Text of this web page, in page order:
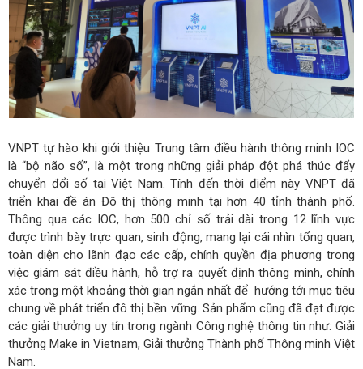
VNPT tự hào khi giới thiệu Trung tâm điều hành thông minh IOC
là “bộ não số”, là một trong những giải pháp đột phá thúc đẩy
chuyển đổi số tại Việt Nam. Tính đến thời điểm này VNPT đã
triển khai đề án Đô thị thông minh tại hơn 40 tỉnh thành phố.
Thông qua các IOC, hơn 500 chỉ số trải dài trong 12 lĩnh vực
được trình bày trực quan, sinh động, mang lại cái nhìn tổng quan,
toàn diện cho lãnh đạo các cấp, chính quyền địa phương trong
việc giám sát điều hành, hỗ trợ ra quyết định thông minh, chính
xác trong một khoảng thời gian ngắn nhất để hướng tới mục tiêu
chung về phát triển đô thị bền vững. Sản phẩm cũng đã đạt được
các giải thưởng uy tín trong ngành Công nghệ thông tin như: Giải
thưởng Make in Vietnam, Giải thưởng Thành phố Thông minh Việt
Nam.